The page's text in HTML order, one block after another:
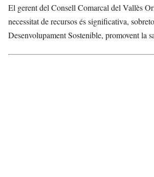
El gerent del Consell Comarcal del Vallès
necessitat de recursos és significativa,
Desenvolupament Sostenible, promovent la